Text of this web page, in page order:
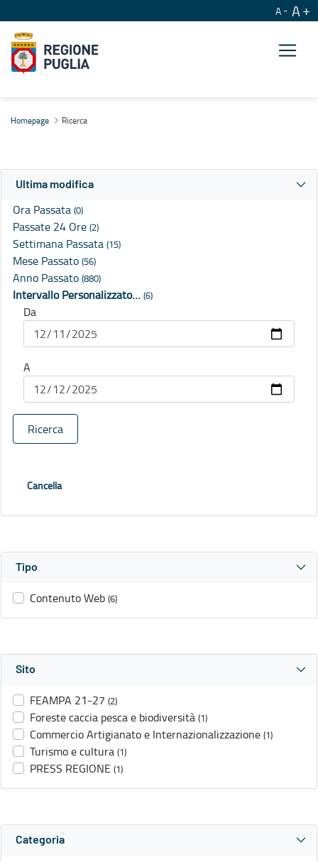
A A
Homepage Ricerca
Ultima modifica
Ora Passata (0)
Passate 24 Ore (2)
Settimana Passata (15)
Mese Passato (56)
Anno Passato (880)
Intervallo Personalizzato… (6)
Da
A
Ricerca
Cancella
Tipo
Contenuto Web (6)
Sito
FEAMPA 21-27 (2)
Foreste caccia pesca e biodiversità (1)
Commercio Artigianato e Internazionalizzazione (1)
Turismo e cultura (1)
PRESS REGIONE (1)
Categoria